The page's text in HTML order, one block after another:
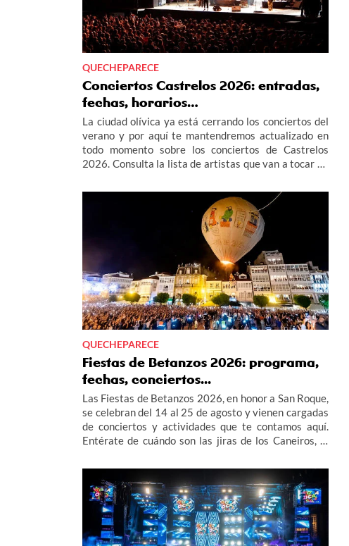
QUECHEPARECE
Conciertos Castrelos 2026: entradas,
fechas, horarios…
La ciudad olívica ya está cerrando los conciertos del
verano y por aquí te mantendremos actualizado en
todo momento sobre los conciertos de Castrelos
2026. Consulta la lista de artistas que van a tocar en
agosto, cuando salen a la venta las entradas de los
conciertos de Castrelos 2026, las fechas y los
horarios para que no te pierdas los grandes eventos
QUECHEPARECE
Fiestas de Betanzos 2026: programa,
fechas, conciertos...
Las Fiestas de Betanzos 2026, en honor a San Roque,
se celebran del 14 al 25 de agosto y vienen cargadas
de conciertos y actividades que te contamos aquí.
Entérate de cuándo son las jiras de los Caneiros, el
Fiestas de Betanzos 2026.